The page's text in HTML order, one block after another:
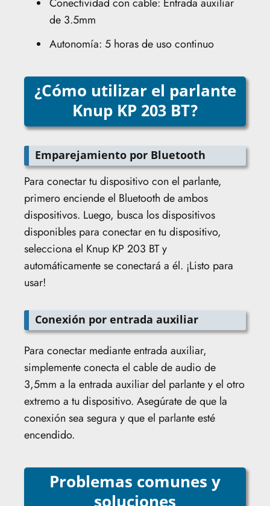
de 3.5mm
Autonomía: 5 horas de uso continuo
¿Cómo utilizar el parlante
Knup KP 203 BT?
Emparejamiento por Bluetooth
Para conectar tu dispositivo con el parlante,
primero enciende el Bluetooth de ambos
dispositivos. Luego, busca los dispositivos
disponibles para conectar en tu dispositivo,
selecciona el Knup KP 203 BT y
automáticamente se conectará a él. ¡Listo para
usar!
Conexión por entrada auxiliar
Para conectar mediante entrada auxiliar,
simplemente conecta el cable de audio de
3,5mm a la entrada auxiliar del parlante y el otro
extremo a tu dispositivo. Asegúrate de que la
conexión sea segura y que el parlante esté
encendido.
Problemas comunes y
soluciones